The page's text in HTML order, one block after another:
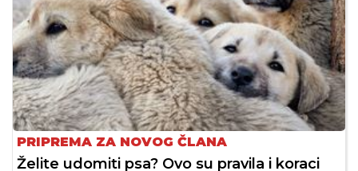
PRIPREMA ZA NOVOG ČLANA
Želite udomiti psa? Ovo su pravila i koraci